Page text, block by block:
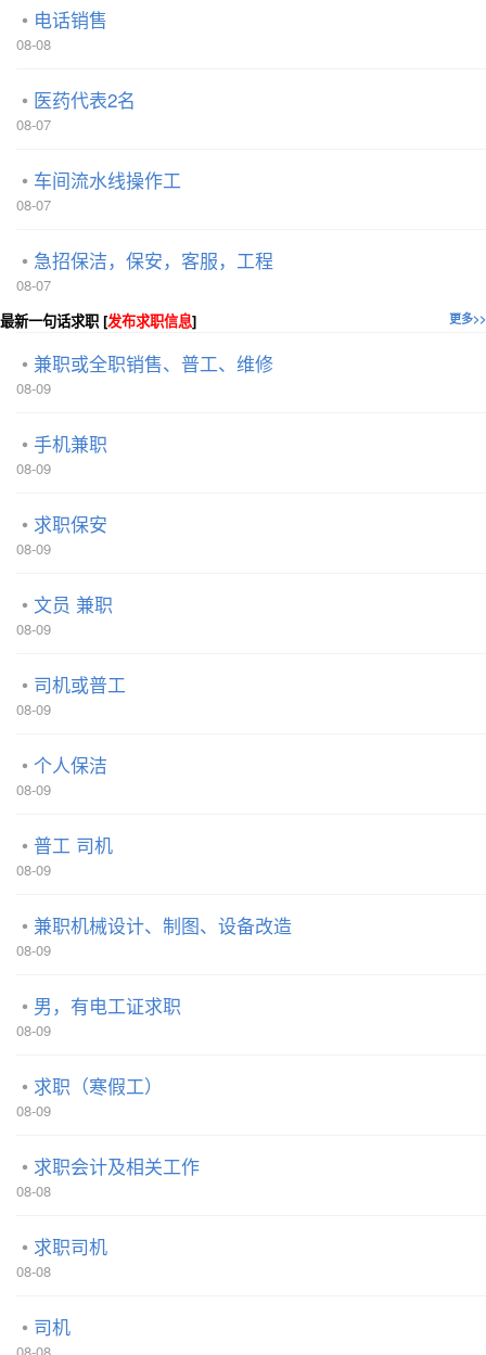
电话销售
08-08
医药代表2名
08-07
车间流水线操作工
08-07
急招保洁，保安，客服，工程
08-07
更多>>
最新一句话求职 [发布求职信息]
兼职或全职销售、普工、维修
08-09
手机兼职
08-09
求职保安
08-09
文员 兼职
08-09
司机或普工
08-09
个人保洁
08-09
普工 司机
08-09
兼职机械设计、制图、设备改造
08-09
男，有电工证求职
08-09
求职（寒假工）
08-09
求职会计及相关工作
08-08
求职司机
08-08
司机